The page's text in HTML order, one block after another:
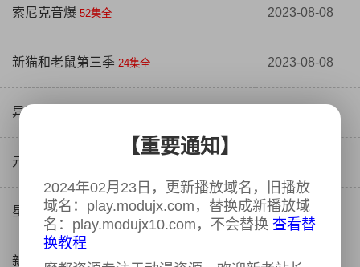
索尼克音爆 52集全 2023-08-08
新猫和老鼠第三季 24集全 2023-08-08
异次元觉醒
元素猎人
星梦手记 12集全 2023-08-08
新天线宝宝第二季 60集全 2023-08-08
【重要通知】
2024年02月23日，更新播放域名，旧播放
域名：play.modujx.com，替换成新播放域
名：play.modujx10.com，不会替换 查看替
换教程